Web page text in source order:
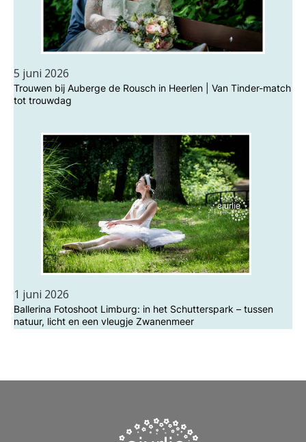
5 juni 2026
Trouwen bij Auberge de Rousch in Heerlen | Van Tinder-match
tot trouwdag
1 juni 2026
Ballerina Fotoshoot Limburg: in het Schutterspark – tussen
natuur, licht en een vleugje Zwanenmeer